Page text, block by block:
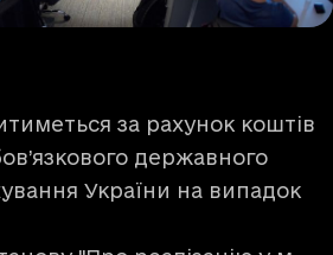
за рахунок коштів
державного
України на випадок